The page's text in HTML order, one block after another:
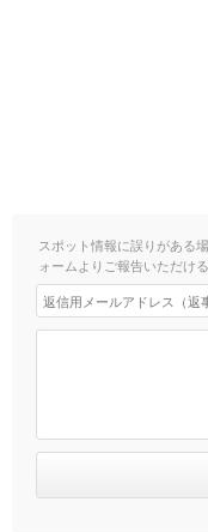
スポット情報に誤りがある
ォームよりご報告いただける